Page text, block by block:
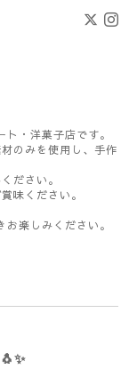
・洋菓子店です。
のみを使用し、手作
ださい。
味ください。
楽しみください。